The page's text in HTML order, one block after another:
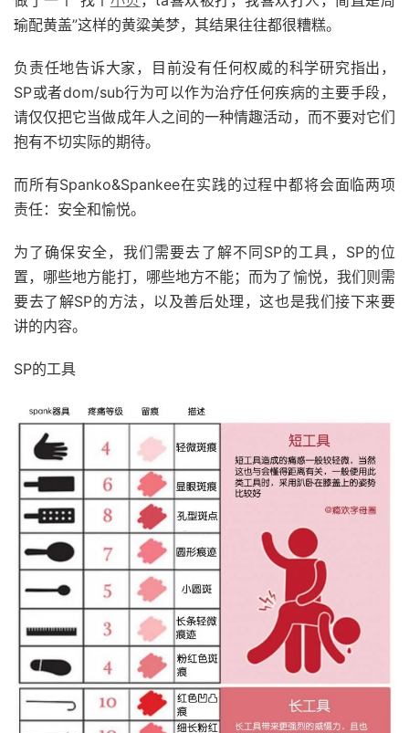
瑜配黄盖”这样的黄粱美梦，其结果往往都很糟糕。
负责任地告诉大家，目前没有任何权威的科学研究指出，
SP或者dom/sub行为可以作为治疗任何疾病的主要手段，
请仅仅把它当做成年人之间的一种情趣活动，而不要对它们
抱有不切实际的期待。
而所有Spanko&Spankee在实践的过程中都将会面临两项
责任：安全和愉悦。
为了确保安全，我们需要去了解不同SP的工具，SP的位
置，哪些地方能打，哪些地方不能；而为了愉悦，我们则需
要去了解SP的方法，以及善后处理，这也是我们接下来要
讲的内容。
SP的工具